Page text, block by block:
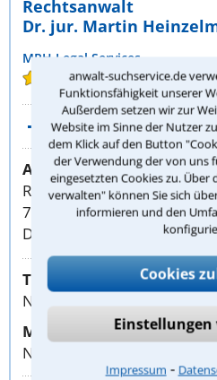
anwalt-suchservice.de
Funktionsfähigkeit unserer
Außerdem setzen wir zur
Website im Sinne der Nutzer
dem Klick auf den Button
der Verwendung der von uns
eingesetzten Cookies zu.
verwalten" können Sie sich
informieren und den
Cookies
Impressum ⁃
Rechtsanwalt
Dr. jur. Martin
MPH Legal Services
(36
Weitere Rechtstipps
Anschrift
Remstalstraße 21
70374 Stuttgart
DEUTSCHLAND
Telefon:
Nummer anzeigen
Mobil:
Nummer anzeigen